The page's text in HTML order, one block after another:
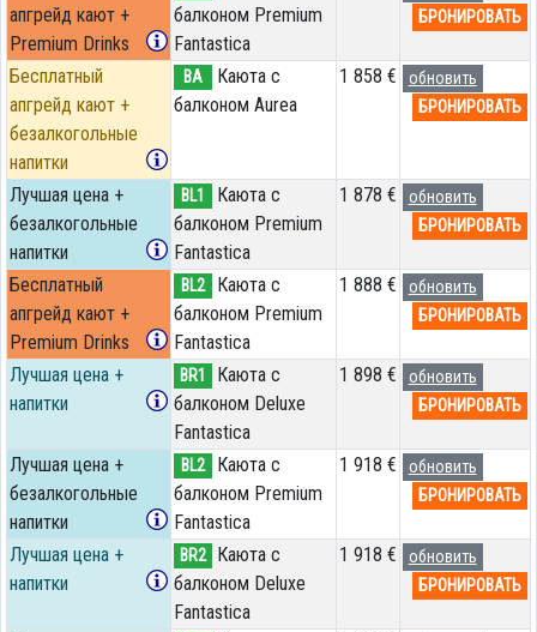
апгрейд кают +
Premium Drinks
балконом Premium
Fantastica
БРОНИРОВАТЬ
Бесплатный
апгрейд кают +
безалкогольные
напитки
BA
Каюта с
балконом Aurea
1 858 €
обновить
БРОНИРОВАТЬ
Лучшая цена +
безалкогольные
напитки
BL1
Каюта с
балконом Premium
Fantastica
1 878 €
обновить
БРОНИРОВАТЬ
Бесплатный
апгрейд кают +
Premium Drinks
BL2
Каюта с
балконом Premium
Fantastica
1 888 €
обновить
БРОНИРОВАТЬ
Лучшая цена +
напитки
BR1
Каюта с
балконом Deluxe
Fantastica
1 898 €
обновить
БРОНИРОВАТЬ
Лучшая цена +
безалкогольные
напитки
BL2
Каюта с
балконом Premium
Fantastica
1 918 €
обновить
БРОНИРОВАТЬ
Лучшая цена +
напитки
BR2
Каюта с
балконом Deluxe
Fantastica
1 918 €
обновить
БРОНИРОВАТЬ